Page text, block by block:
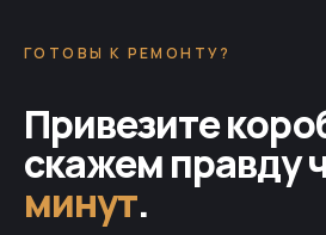
ГОТОВЫ К РЕМОНТУ?
Привезите
скажем правду
минут.